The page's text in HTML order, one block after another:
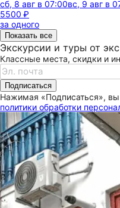
сб, 8 авг в 07:00вс, 9 авг в
5500 ₽
за одного
Показать все
Экскурсии и туры от
Классные места, скидки и
Подписаться
Нажимая «Подписаться»,
политики обработки